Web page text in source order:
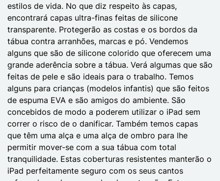
estilos de vida. No que diz respeito às capas,
encontrará capas ultra-finas feitas de silicone
transparente. Protegerão as costas e os bordos da
tábua contra arranhões, marcas e pó. Vendemos
alguns que são de silicone colorido que oferecem uma
grande aderência sobre a tábua. Verá algumas que são
feitas de pele e são ideais para o trabalho. Temos
alguns para crianças (modelos infantis) que são feitos
de espuma EVA e são amigos do ambiente. São
concebidos de modo a poderem utilizar o iPad sem
correr o risco de o danificar. Também temos capas
que têm uma alça e uma alça de ombro para lhe
permitir mover-se com a sua tábua com total
tranquilidade. Estas coberturas resistentes manterão o
iPad perfeitamente seguro com os seus cantos